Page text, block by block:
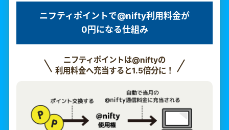
ニフティポイントで@nifty利用料金が
0円になる仕組み
ニフティポイントは@niftyの
利用料金へ充当すると1.5倍分に！